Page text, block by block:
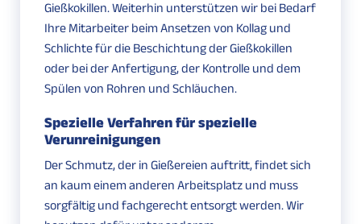
Gießkokillen. Weiterhin unterstützen wir bei Bedarf
Ihre Mitarbeiter beim Ansetzen von Kollag und
Schlichte für die Beschichtung der Gießkokillen
oder bei der Anfertigung, der Kontrolle und dem
Spülen von Rohren und Schläuchen.
Spezielle Verfahren für spezielle
Verunreinigungen
Der Schmutz, der in Gießereien auftritt, findet sich
an kaum einem anderen Arbeitsplatz und muss
sorgfältig und fachgerecht entsorgt werden. Wir